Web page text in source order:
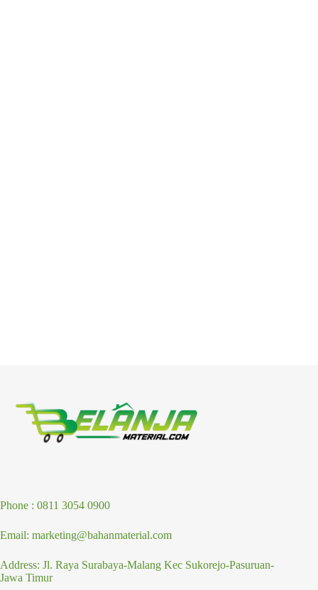
Phone : 0811 3054 0900
Email: marketing@bahanmaterial.com
Address: Jl. Raya Surabaya-Malang Kec Sukorejo-Pasuruan-
Jawa Timur